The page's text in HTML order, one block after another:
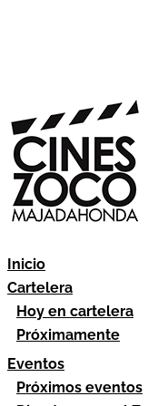
Inicio
Cartelera
Hoy en cartelera
Próximamente
Eventos
Próximos eventos